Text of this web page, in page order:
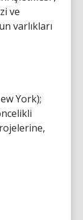
ve
varlıkları
York);